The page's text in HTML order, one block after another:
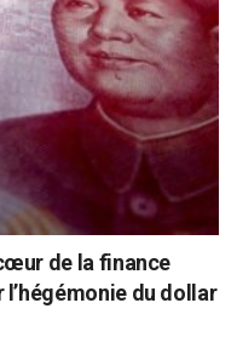
de la finance
du dollar